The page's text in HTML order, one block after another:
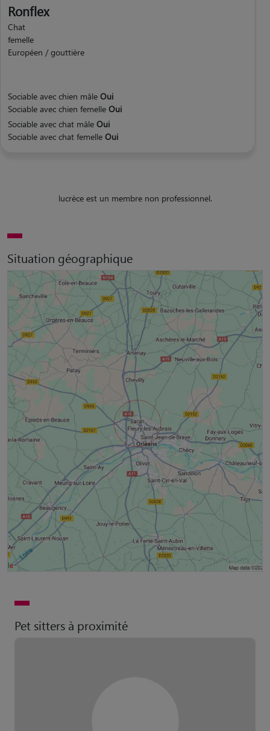
Ronflex
Chat
femelle
Européen / gouttière
Sociable avec chien mâle Oui
Sociable avec chien femelle Oui
Sociable avec chat mâle Oui
Sociable avec chat femelle Oui
lucrèce est un membre non professionnel.
Situation géographique
Pet sitters à proximité